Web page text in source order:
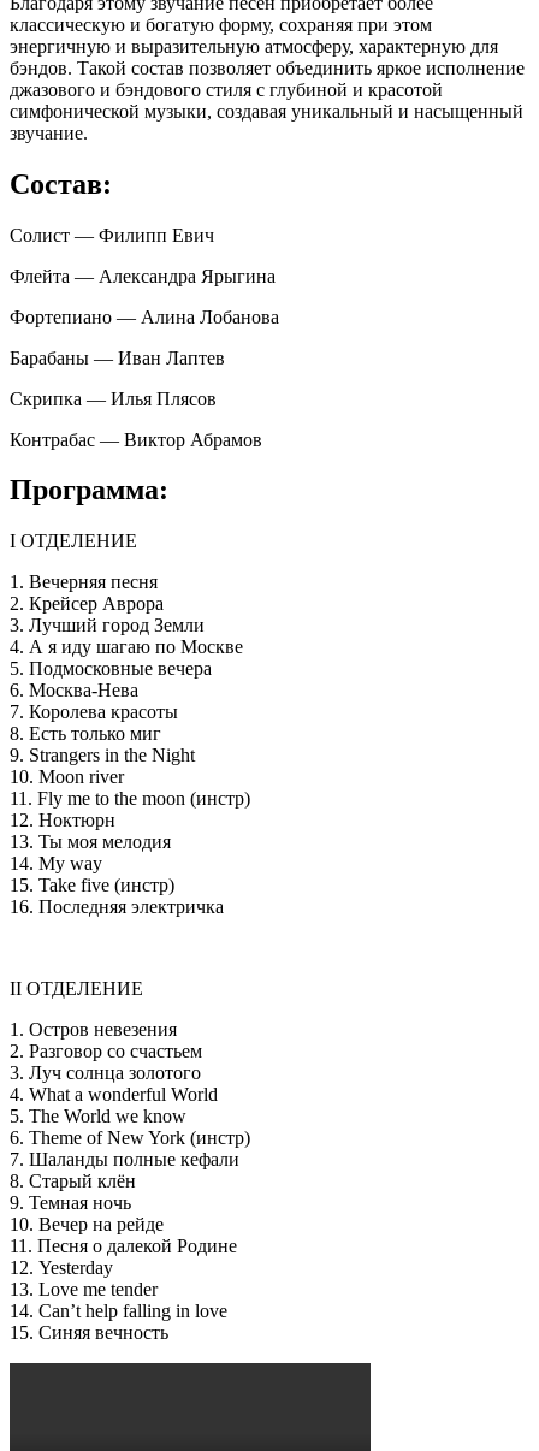
классическую и богатую форму, сохраняя при этом
энергичную и выразительную атмосферу, характерную для
бэндов. Такой состав позволяет объединить яркое исполнение
джазового и бэндового стиля с глубиной и красотой
симфонической музыки, создавая уникальный и насыщенный
звучание.
Состав:
Солист — Филипп Евич
Флейта — Александра Ярыгина
Фортепиано — Алина Лобанова
Барабаны — Иван Лаптев
Скрипка — Илья Плясов
Контрабас — Виктор Абрамов
Программа:
I ОТДЕЛЕНИЕ
1. Вечерняя песня
2. Крейсер Аврора
3. Лучший город Земли
4. А я иду шагаю по Москве
5. Подмосковные вечера
6. Москва-Нева
7. Королева красоты
8. Есть только миг
9. Strangers in the Night
10. Moon river
11. Fly me to the moon (инстр)
12. Ноктюрн
13. Ты моя мелодия
14. My way
15. Take five (инстр)
16. Последняя электричка
II ОТДЕЛЕНИЕ
1. Остров невезения
2. Разговор со счастьем
3. Луч солнца золотого
4. What a wonderful World
5. The World we know
6. Theme of New York (инстр)
7. Шаланды полные кефали
8. Старый клён
9. Темная ночь
10. Вечер на рейде
11. Песня о далекой Родине
12. Yesterday
13. Love me tender
14. Can’t help falling in love
15. Синяя вечность